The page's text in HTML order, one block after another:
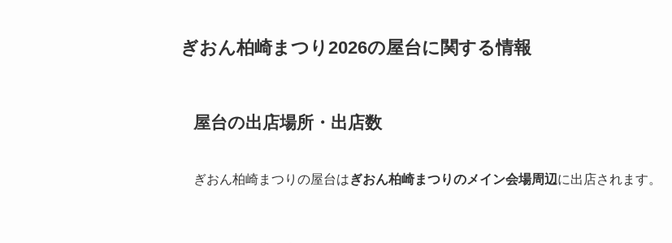
ぎおん柏崎まつり2026の屋台に関する情報
屋台の出店場所・出店数
ぎおん柏崎まつりの屋台はぎおん柏崎まつりのメイン会場周辺に出店されます。